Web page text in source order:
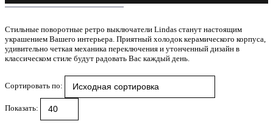
Стильные поворотные ретро выключатели Lindas станут настоящим
украшением Вашего интерьера. Приятный холодок керамического корпуса,
удивительно четкая механика переключения и утонченный дизайн в
классическом стиле будут радовать Вас каждый день.
Сортировать по:
Показать: